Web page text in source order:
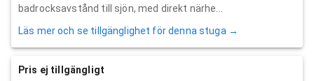
badrocksavstånd till sjön, med direkt närhe...
Läs mer och se tillgänglighet för denna stuga →
Pris ej tillgängligt